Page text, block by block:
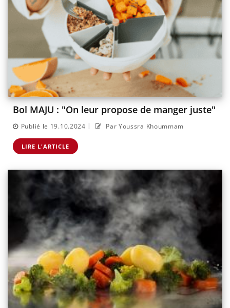
Bol MAJU : "On leur propose de manger juste"
Publié le 19.10.2024 | Par Youssra Khoummam
LIRE L'ARTICLE